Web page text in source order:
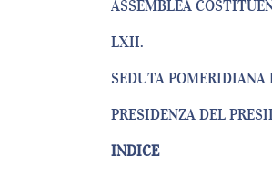
ASSEMBLEA
LXII.
SEDUTA POMERIDIANA
PRESIDENZA DEL
INDICE